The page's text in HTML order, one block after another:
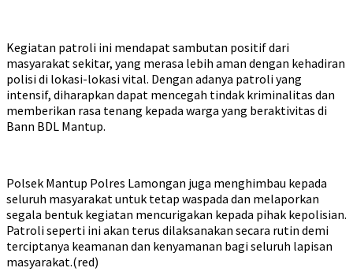
Kegiatan patroli ini mendapat sambutan positif dari
masyarakat sekitar, yang merasa lebih aman dengan kehadiran
polisi di lokasi-lokasi vital. Dengan adanya patroli yang
intensif, diharapkan dapat mencegah tindak kriminalitas dan
memberikan rasa tenang kepada warga yang beraktivitas di
Bann BDL Mantup.
Polsek Mantup Polres Lamongan juga menghimbau kepada
seluruh masyarakat untuk tetap waspada dan melaporkan
segala bentuk kegiatan mencurigakan kepada pihak kepolisian.
Patroli seperti ini akan terus dilaksanakan secara rutin demi
terciptanya keamanan dan kenyamanan bagi seluruh lapisan
masyarakat.(red)